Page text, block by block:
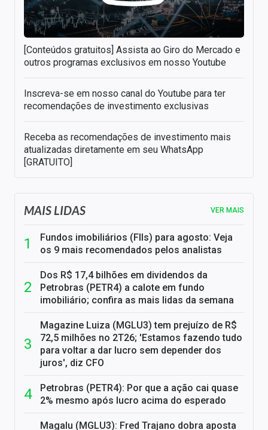
[Conteúdos gratuitos] Assista ao Giro do Mercado e
outros programas exclusivos em nosso Youtube
Inscreva-se em nosso canal do Youtube para ter
recomendações de investimento exclusivas
Receba as recomendações de investimento mais
atualizadas diretamente em seu WhatsApp
[GRATUITO]
MAIS LIDAS VER MAIS
Fundos imobiliários (FIIs) para agosto: Veja
os 9 mais recomendados pelos analistas
Dos R$ 17,4 bilhões em dividendos da
Petrobras (PETR4) a calote em fundo
imobiliário; confira as mais lidas da semana
Magazine Luiza (MGLU3) tem prejuízo de R$
72,5 milhões no 2T26; 'Estamos fazendo tudo
para voltar a dar lucro sem depender dos
juros', diz CFO
Petrobras (PETR4): Por que a ação cai quase
2% mesmo após lucro acima do esperado
Magalu (MGLU3): Fred Trajano dobra aposta